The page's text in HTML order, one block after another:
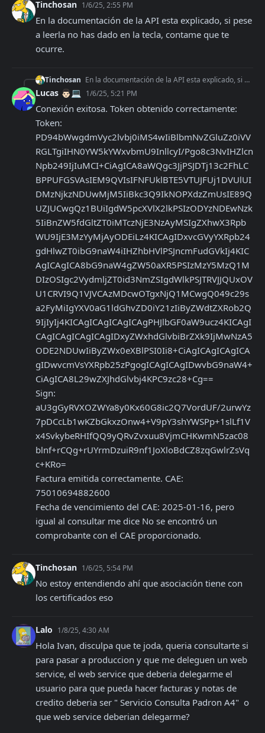
Tinchosan 1/6/25, 2:55 PM
En la documentación de la API esta explicado, si pese
a leerla no has dado en la tecla, contame que te
ocurre.
Tinchosan En la documentación de la API esta explicado, si pese a leerla no has dado en la tecla, contame que te ocurre.
Lucas 👨🏻💻 1/6/25, 5:21 PM
Conexión exitosa. Token obtenido correctamente:
Token:
PD94bWwgdmVyc2lvbj0iMS4wIiBlbmNvZGluZz0iVV
RGLTgiIHN0YW5kYWxvbmU9InllcyI/Pgo8c3NvIHZlcn
Npb249IjIuMCI+CiAgICA8aWQgc3JjPSJDTj13c2FhLC
BPPUFGSVAsIEM9QVIsIFNFUklBTE5VTUJFUj1DVUlUI
DMzNjkzNDUwMjM5IiBkc3Q9IkNOPXdzZmUsIE89Q
UZJUCwgQz1BUiIgdW5pcXVlX2lkPSIzODYzNDEwNzk
5IiBnZW5fdGltZT0iMTczNjE3NzAyMSIgZXhwX3Rpb
WU9IjE3MzYyMjAyODEiLz4KICAgIDxvcGVyYXRpb24
gdHlwZT0ibG9naW4iIHZhbHVlPSJncmFudGVkIj4KIC
AgICAgICA8bG9naW4gZW50aXR5PSIzMzY5MzQ1M
DIzOSIgc2VydmljZT0id3NmZSIgdWlkPSJTRVJJQUxOV
U1CRVI9Q1VJVCAzMDcwOTgxNjQ1MCwgQ049c29s
a2FyMiIgYXV0aG1ldGhvZD0iY21zIiByZWdtZXRob2Q
9IjIyIj4KICAgICAgICAgICAgPHJlbGF0aW9ucz4KICAgI
CAgICAgICAgICAgIDxyZWxhdGlvbiBrZXk9IjMwNzA5
ODE2NDUwIiByZWx0eXBlPSI0Ii8+CiAgICAgICAgICA
gIDwvcmVsYXRpb25zPgogICAgICAgIDwvbG9naW4+
CiAgICA8L29wZXJhdGlvbj4KPC9zc28+Cg==
Sign:
aU3gGyRVXOZWYa8y0Kx60G8ic2Q7VordUF/2urwYz
7pDCcLb1wKZbGkxzOnw4+V9pY3shYWSPp+1slLf1V
x4SvkybeRHIfQQ9yQRvZvxuu8VjmCHKwmN5zac08
blnf+rCQg+rUYrmDzuiR9nf1JoXloBdCZ8zqGwlrZsVq
c+KRo=
Factura emitida correctamente. CAE:
75010694882600
Fecha de vencimiento del CAE: 2025-01-16, pero
igual al consultar me dice No se encontró un
comprobante con el CAE proporcionado.
Tinchosan 1/6/25, 5:54 PM
No estoy entendiendo ahí que asociación tiene con
los certificados eso
Lalo 1/8/25, 4:30 AM
Hola Ivan, disculpa que te joda, queria consultarte si
para pasar a produccion y que me deleguen un web
service, el web service que deberia delegarme el
usuario para que pueda hacer facturas y notas de
credito deberia ser " Servicio Consulta Padron A4"  o
que web service deberian delegarme?